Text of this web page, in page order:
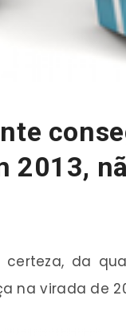
2013,
da
na virada de